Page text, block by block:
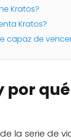
Kratos?
Kratos?
capaz de
por
la serie de